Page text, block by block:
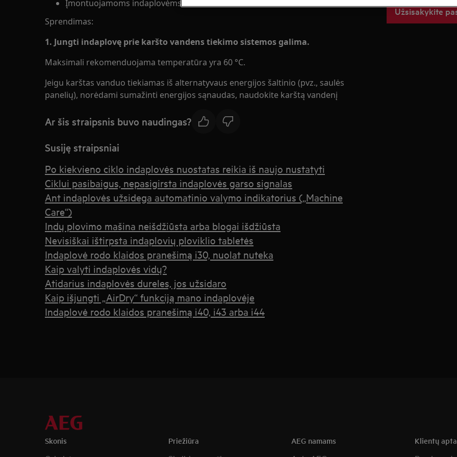
Įmontuojamoms indaplovėms
Sprendimas:
1. Jungti indaplovę prie karšto vandens tiekimo sistemos galima.
Maksimali rekomenduojama temperatūra yra 60 °C.
Jeigu karštas vanduo tiekiamas iš alternatyvaus energijos šaltinio (pvz., saulės
panelių), norėdami sumažinti energijos sąnaudas, naudokite karštą vandenį
Ar šis straipsnis buvo naudingas?
Susiję straipsniai
Po kiekvieno ciklo indaplovės nuostatas reikia iš naujo nustatyti
Ciklui pasibaigus, nepasigirsta indaplovės garso signalas
Ant indaplovės užsidega automatinio valymo indikatorius („Machine
Care“)
Indų plovimo mašina neišdžiūsta arba blogai išdžiūsta
Nevisiškai ištirpsta indaplovių ploviklio tabletės
Indaplovė rodo klaidos pranešimą i30, nuolat nuteka
Kaip valyti indaplovės vidų?
Atidarius indaplovės dureles, jos užsidaro
Kaip išjungti „AirDry“ funkciją mano indaplovėje
Indaplovė rodo klaidos pranešimą i40, i43 arba i44
Užsisakykite
Skonis Priežiūra AEG namams Klientų